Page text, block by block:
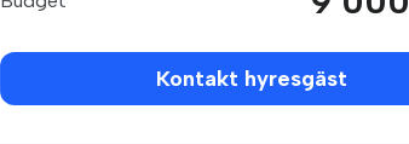
Kontakt hyresgäst